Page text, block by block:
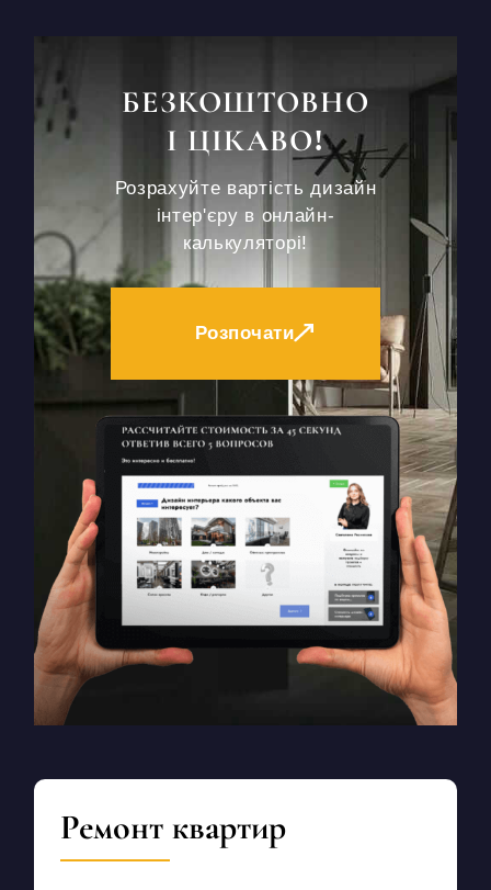
БЕЗКОШТОВНО
І ЦІКАВО!
Розрахуйте вартість дизайн
інтер'єру в онлайн-
калькуляторі!
Розпочати
Ремонт квартир